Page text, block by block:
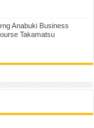
Anabuki Business
Takamatsu